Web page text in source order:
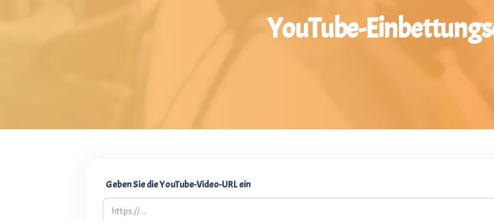
YouTube-
Geben Sie die YouTube-Video-URL ein